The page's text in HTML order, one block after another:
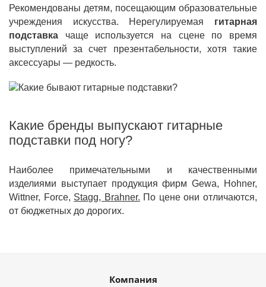
Рекомендованы детям, посещающим образовательные
учреждения искусства. Нерегулируемая гитарная
подставка чаще используется на сцене по время
выступлений за счет презентабельности, хотя такие
аксессуары — редкость.
Какие бренды выпускают гитарные
подставки под ногу?
Наиболее примечательными и качественными
изделиями выступает продукция фирм Gewa, Hohner,
Wittner, Force, Stagg, Brahner. По цене они отличаются,
от бюджетных до дорогих.
Компания